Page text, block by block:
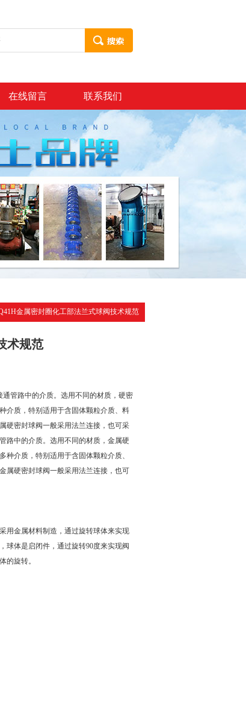
在线留言 联系我们
金属密封圈化工部法兰式球阀技术规范
术规范
通管路中的介质。选用不同的材质，硬密
介质，特别适用于含固体颗粒介质、料
硬密封球阀一般采用法兰连接，也可采
路中的介质。选用不同的材质，金属硬
介质，特别适用于含固体颗粒介质、
属硬密封球阀一般采用法兰连接，也可
用金属材料制造，通过旋转球体来实现
球体是启闭件，通过旋转90度来实现阀
的旋转。